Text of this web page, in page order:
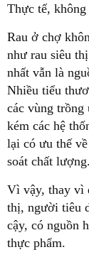
Thực tế,
Rau ở chợ
như rau siêu
nhất vẫn là
Nhiều tiểu
các vùng trồng
kém các hệ
lại có ưu thế
soát chất lượng.
Vì vậy, thay vì
thị, người tiêu
cậy, có nguồn
thực phẩm.